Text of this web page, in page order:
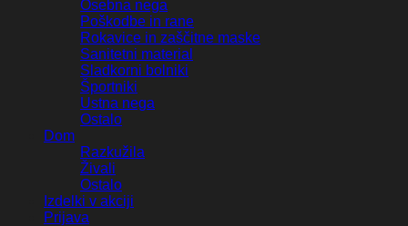
Osebna nega
Poškodbe in rane
Rokavice in zaščitne maske
Sanitetni material
Sladkorni bolniki
Športniki
Ustna nega
Ostalo
Dom
Razkužila
Živali
Ostalo
Izdelki v akciji
Prijava